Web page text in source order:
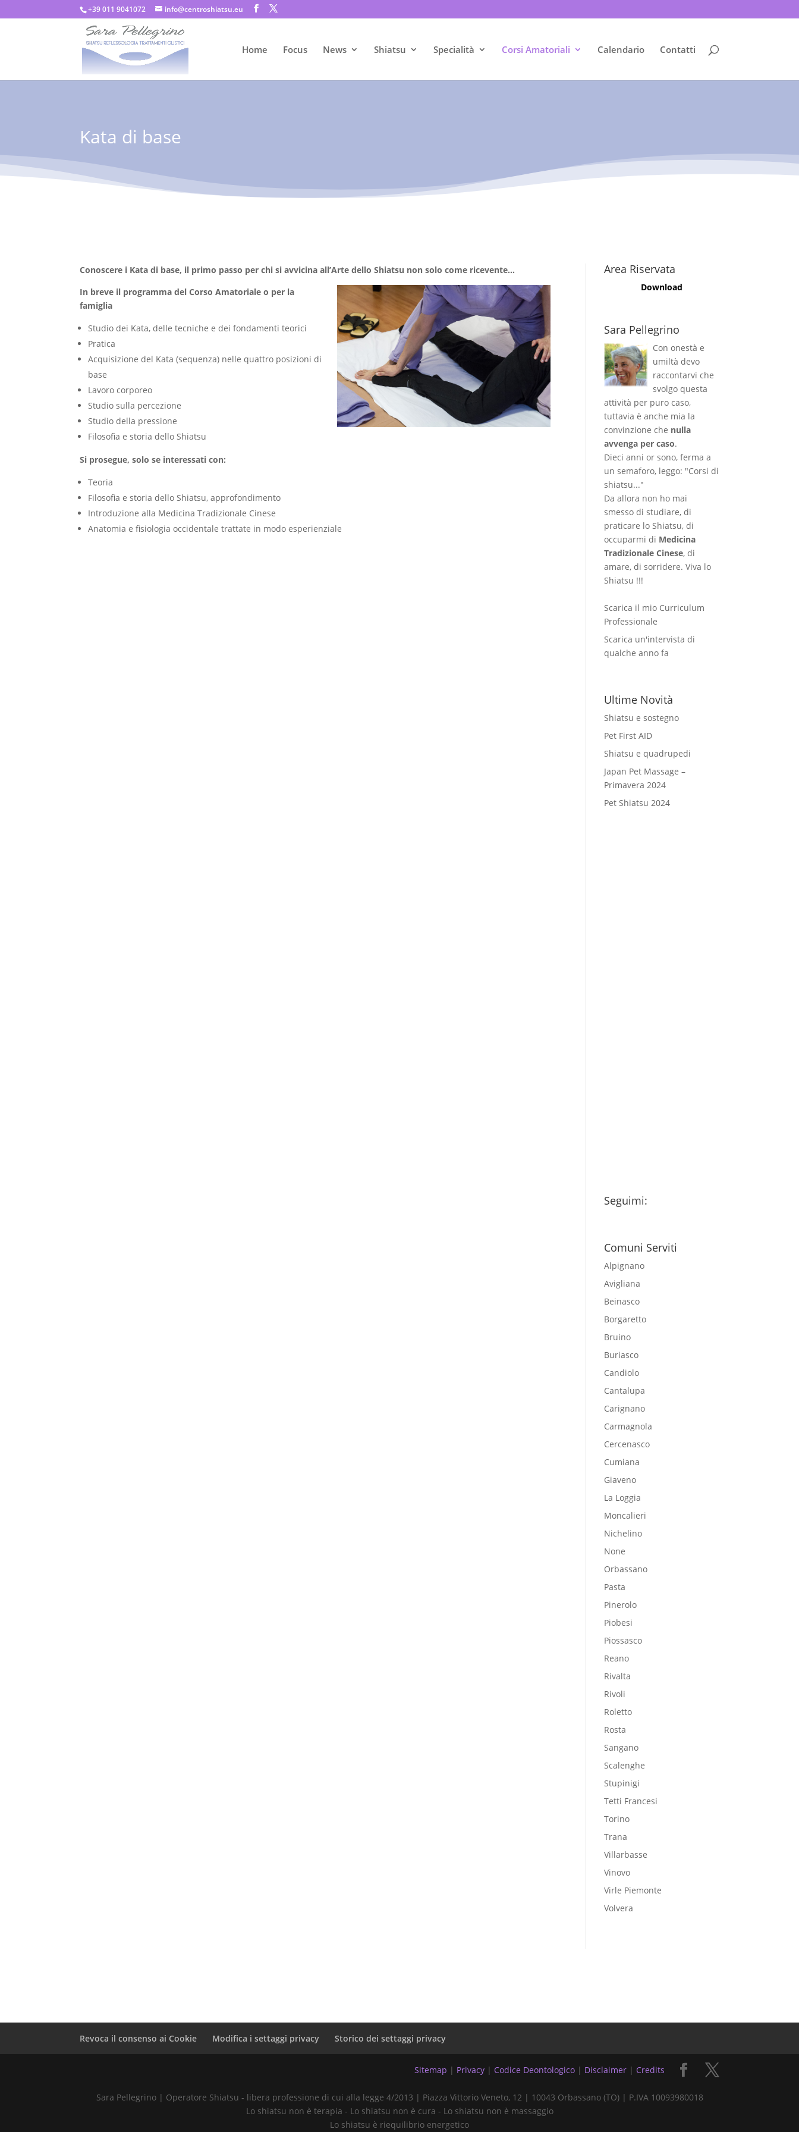
+39 011 9041072 info@centroshiatsu.eu
Home Focus News Shiatsu Specialità Corsi Amatoriali Calendario Contatti
Kata di base
Conoscere i Kata di base, il primo passo per chi si avvicina all’Arte dello Shiatsu non solo come ricevente…
In breve il programma del Corso Amatoriale o per la
famiglia
Studio dei Kata, delle tecniche e dei fondamenti teorici
Pratica
Acquisizione del Kata (sequenza) nelle quattro posizioni di
base
Lavoro corporeo
Studio sulla percezione
Studio della pressione
Filosofia e storia dello Shiatsu
Si prosegue, solo se interessati con:
Teoria
Filosofia e storia dello Shiatsu, approfondimento
Introduzione alla Medicina Tradizionale Cinese
Anatomia e fisiologia occidentale trattate in modo esperienziale
Area Riservata
Download
Sara Pellegrino
Con onestà e
umiltà devo
raccontarvi che
svolgo questa
attività per puro caso,
tuttavia è anche mia la
convinzione che nulla
avvenga per caso.
Dieci anni or sono, ferma a
un semaforo, leggo: "Corsi di
shiatsu..."
Da allora non ho mai
smesso di studiare, di
praticare lo Shiatsu, di
occuparmi di Medicina
Tradizionale Cinese, di
amare, di sorridere. Viva lo
Shiatsu !!!
Scarica il mio Curriculum
Professionale
Scarica un'intervista di
qualche anno fa
Ultime Novità
Shiatsu e sostegno
Pet First AID
Shiatsu e quadrupedi
Japan Pet Massage –
Primavera 2024
Pet Shiatsu 2024
Seguimi:
Comuni Serviti
Alpignano
Avigliana
Beinasco
Borgaretto
Bruino
Buriasco
Candiolo
Cantalupa
Carignano
Carmagnola
Cercenasco
Cumiana
Giaveno
La Loggia
Moncalieri
Nichelino
None
Orbassano
Pasta
Pinerolo
Piobesi
Piossasco
Reano
Rivalta
Rivoli
Roletto
Rosta
Sangano
Scalenghe
Stupinigi
Tetti Francesi
Torino
Trana
Villarbasse
Vinovo
Virle Piemonte
Volvera
Revoca il consenso ai Cookie Modifica i settaggi privacy Storico dei settaggi privacy
Sitemap | Privacy| Codice Deontologico| Disclaimer| Credits
Sara Pellegrino | Operatore Shiatsu - libera professione di cui alla legge 4/2013 | Piazza Vittorio Veneto, 12 | 10043 Orbassano (TO) | P.IVA 10093980018
Lo shiatsu non è terapia - Lo shiatsu non è cura - Lo shiatsu non è massaggio
Lo shiatsu è riequilibrio energetico